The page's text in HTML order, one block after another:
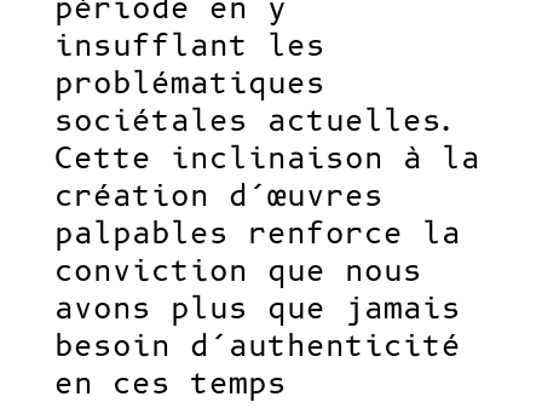
période en y
insufflant les
problématiques
sociétales actuelles.
Cette inclinaison à la
création d’œuvres
palpables renforce la
conviction que nous
avons plus que jamais
besoin d’authenticité
en ces temps